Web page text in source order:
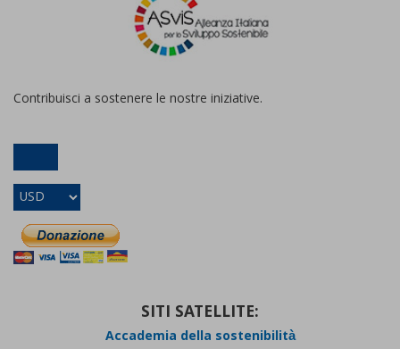
Contribuisci a sostenere le nostre iniziative.
SITI SATELLITE:
Accademia della sostenibilità